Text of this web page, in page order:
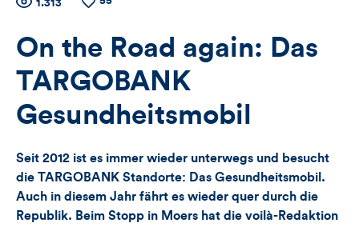
Zähler
für
Views,
Likes
Kommentare
dieses
Anzahl
Views
1.313
Anzahl
On the Road again: Das
TARGOBANK
Gesundheitsmobil
Seit 2012 ist es immer wieder unterwegs und besucht
die TARGOBANK Standorte: Das Gesundheitsmobil.
Auch in diesem Jahr fährt es wieder quer durch die
Republik. Beim Stopp in Moers hat die voilà-Redaktion